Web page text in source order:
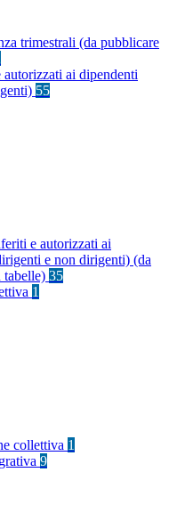
trimestrali (da pubblicare
ai dipendenti
55
e autorizzati ai
e non dirigenti) (da
tabelle) 35
1
collettiva 1
9